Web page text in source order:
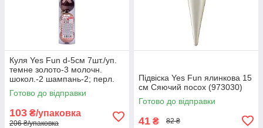
Куля Yes Fun d-5см 7шт./уп.
темне золото-3 молочн.
шокол.-2 шампань-2; перл.
(973577)
Готово до відправки
103 ₴/упаковка
206 ₴/упаковка
Підвіска Yes Fun ялинкова 15
см Сяючий посох (973030)
Готово до відправки
41 ₴ 82 ₴